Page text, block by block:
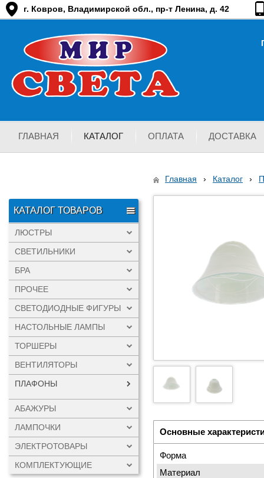
г. Ковров, Владимирской обл., пр-т Ленина, д. 42
ГЛАВНАЯ КАТАЛОГ ОПЛАТА ДОСТАВКА
КАТАЛОГ ТОВАРОВ
ЛЮСТРЫ
СВЕТИЛЬНИКИ
БРА
ПРОЧЕЕ
СВЕТОДИОДНЫЕ ФИГУРЫ
НАСТОЛЬНЫЕ ЛАМПЫ
ТОРШЕРЫ
ВЕНТИЛЯТОРЫ
ПЛАФОНЫ
АБАЖУРЫ
ЛАМПОЧКИ
ЭЛЕКТРОТОВАРЫ
КОМПЛЕКТУЮЩИЕ
Главная › Каталог ›
Основные
Форма
Материал